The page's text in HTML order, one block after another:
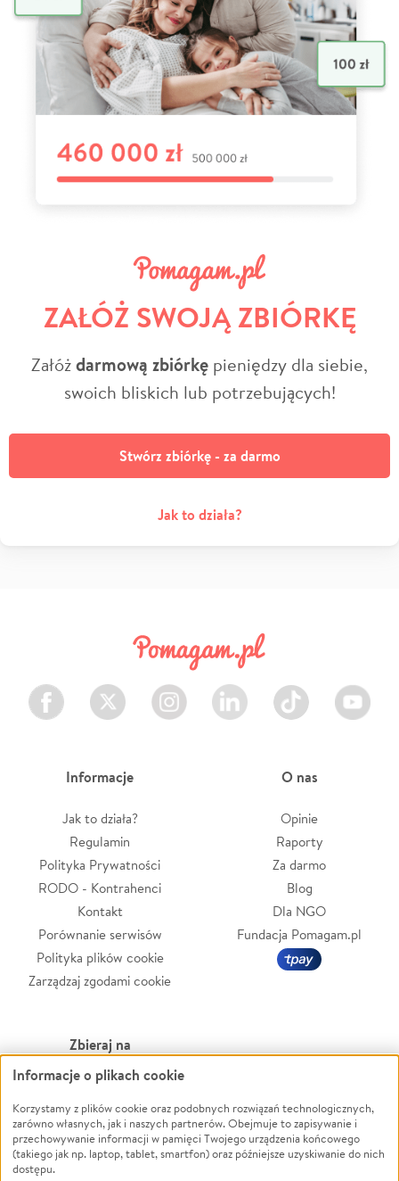
ZAŁÓŻ SWOJĄ ZBIÓRKĘ
Załóżdarmową zbiórkę pieniędzy dla siebie,
swoich bliskich lub potrzebujących!
Stwórz zbiórkę - za darmo
Jak to działa?
Facebook Twitter Instagram LinkedIn TikTok Youtube
Informacje
Jak to działa?
Regulamin
Polityka Prywatności
RODO - Kontrahenci
Kontakt
Porównanie serwisów
Polityka plików cookie
Zarządzaj zgodami cookie
O nas
Opinie
Raporty
Za darmo
Blog
Dla NGO
Fundacja Pomagam.pl
Zbieraj na
Leczenie
Zwierzęta
Pożar
Ukraina
Powódź
Wichura
NGO
Informacje o plikach cookie
Korzystamy z plików cookie oraz podobnych rozwiązań technologicznych,
zarówno własnych, jak i naszych partnerów. Obejmuje to zapisywanie i
przechowywanie informacji w pamięci Twojego urządzenia końcowego
(takiego jak np. laptop, tablet, smartfon) oraz późniejsze uzyskiwanie do nich
dostępu.